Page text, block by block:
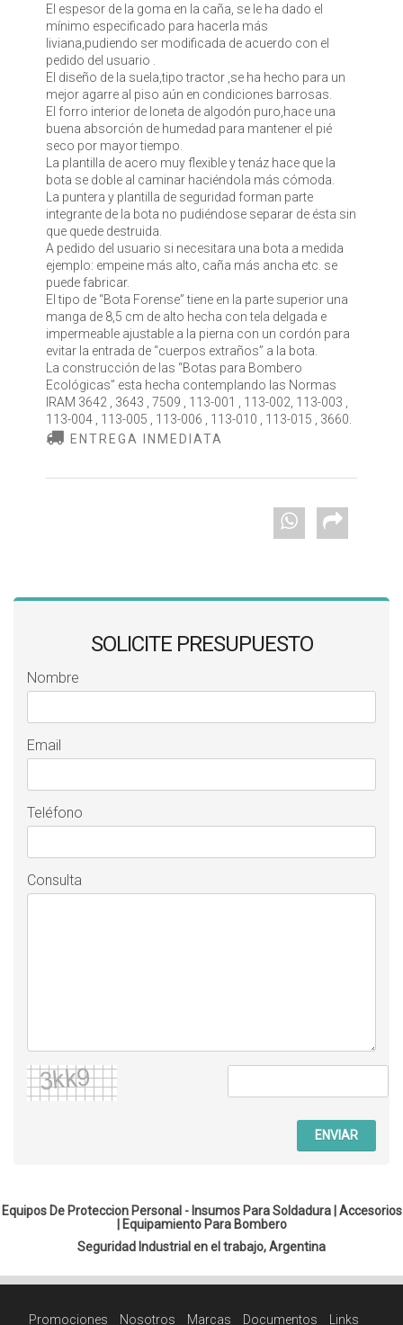
El espesor de la goma en la caña, se le ha dado el
mínimo especificado para hacerla más
liviana,pudiendo ser modificada de acuerdo con el
pedido del usuario .
El diseño de la suela,tipo tractor ,se ha hecho para un
mejor agarre al piso aún en condiciones barrosas.
El forro interior de loneta de algodón puro,hace una
buena absorción de humedad para mantener el pié
seco por mayor tiempo.
La plantilla de acero muy flexible y tenáz hace que la
bota se doble al caminar haciéndola más cómoda.
La puntera y plantilla de seguridad forman parte
integrante de la bota no pudiéndose separar de ésta sin
que quede destruida.
A pedido del usuario si necesitara una bota a medida
ejemplo: empeine más alto, caña más ancha etc. se
puede fabricar.
El tipo de “Bota Forense” tiene en la parte superior una
manga de 8,5 cm de alto hecha con tela delgada e
impermeable ajustable a la pierna con un cordón para
evitar la entrada de “cuerpos extraños” a la bota.
La construcción de las “Botas para Bombero
Ecológicas” esta hecha contemplando las Normas
IRAM 3642 , 3643 , 7509 , 113-001 , 113-002, 113-003 ,
113-004 , 113-005 , 113-006 , 113-010 , 113-015 , 3660.
ENTREGA INMEDIATA
SOLICITE PRESUPUESTO
Nombre
Email
Teléfono
Consulta
ENVIAR
Equipos De Proteccion Personal - Insumos Para Soldadura | Accesorios
Equipamiento Para Bombero
Seguridad Industrial en el trabajo, Argentina
Promociones Nosotros Marcas Documentos Links